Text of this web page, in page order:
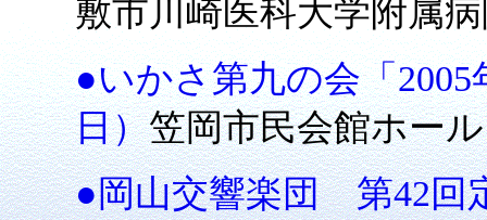
敷市川崎医科大学附属
●いかさ第九の会「2005
日）笠岡市民会館ホール
●岡山交響楽団 第42回